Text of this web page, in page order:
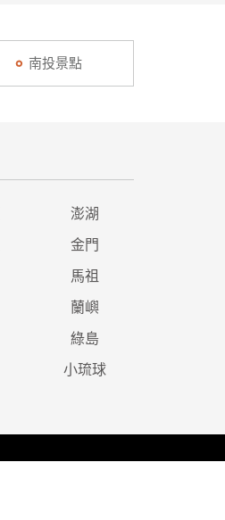
南投景點
澎湖
金門
馬祖
蘭嶼
綠島
小琉球